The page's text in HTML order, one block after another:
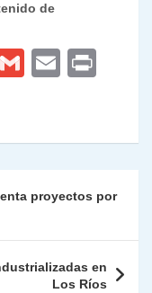
de
C
G
l
E
l
proyectos por
en
Los Ríos